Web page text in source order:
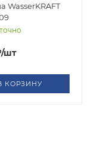
WasserKRAFT
/шт
КОРЗИНУ